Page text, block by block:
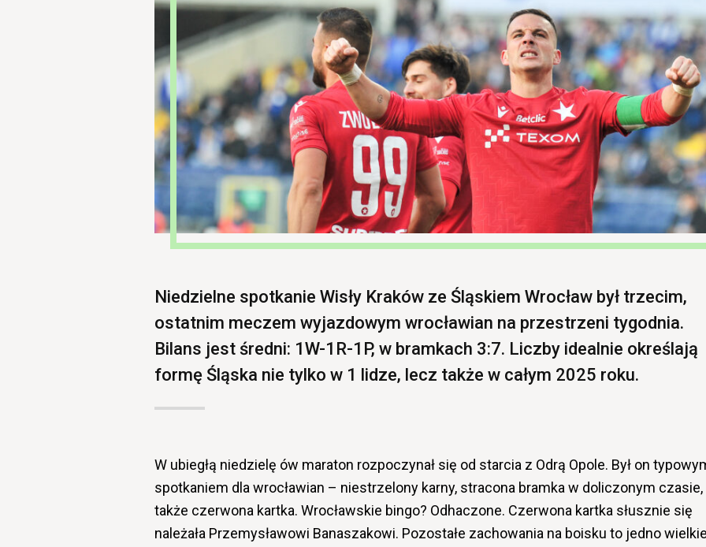
Niedzielne spotkanie Wisły Kraków ze Śląskiem Wrocław był trzecim,
ostatnim meczem wyjazdowym wrocławian na przestrzeni tygodnia.
Bilans jest średni: 1W-1R-1P, w bramkach 3:7. Liczby idealnie określają
formę Śląska nie tylko w 1 lidze, lecz także w całym 2025 roku.
W ubiegłą niedzielę ów maraton rozpoczynał się od starcia z Odrą Opole. Był on
spotkaniem dla wrocławian – niestrzelony karny, stracona bramka w doliczonym czasie,
także czerwona kartka. Wrocławskie bingo? Odhaczone. Czerwona kartka słusznie się
należała Przemysławowi Banaszakowi. Pozostałe zachowania na boisku to jedno